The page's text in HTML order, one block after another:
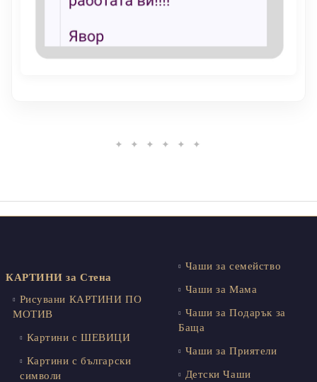
✦ ✦ ✦ ✦ ✦ ✦
КАРТИНИ за Стена
Рисувани КАРТИНИ ПО
МОТИВ
Картини с ШЕВИЦИ
Картини с български
символи
Чаши за семейство
Чаши за Мама
Чаши за Подарък за
Баща
Чаши за Приятели
Детски Чаши